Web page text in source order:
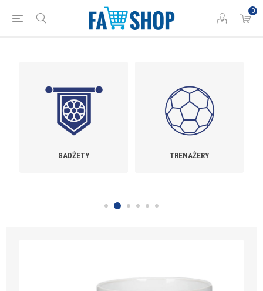
0
GADŻETY TRENAŻERY